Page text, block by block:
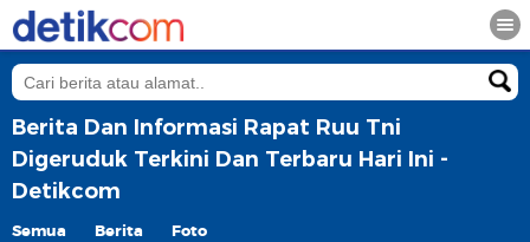
Berita Dan Informasi Rapat Ruu Tni
Digeruduk Terkini Dan Terbaru Hari Ini -
Detikcom
Semua Berita Foto